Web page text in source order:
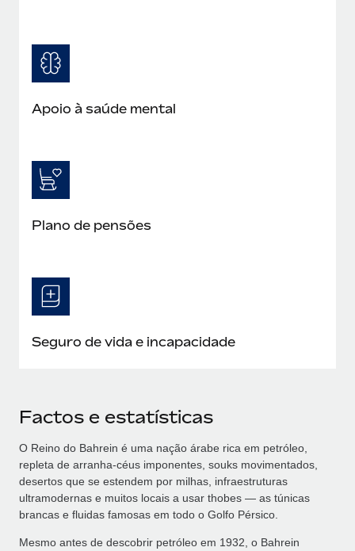
Apoio à saúde mental
Plano de pensões
Seguro de vida e incapacidade
Factos e estatísticas
O Reino do Bahrein é uma nação árabe rica em petróleo,
repleta de arranha-céus imponentes, souks movimentados,
desertos que se estendem por milhas, infraestruturas
ultramodernas e muitos locais a usar thobes — as túnicas
brancas e fluidas famosas em todo o Golfo Pérsico.
Mesmo antes de descobrir petróleo em 1932, o Bahrein